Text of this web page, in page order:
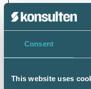
Consent
This website uses
bedöma
kriterier för
bestämmas
allvarliga